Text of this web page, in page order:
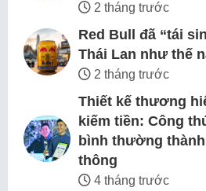
2 tháng trước
Red Bull đã “tái
Thái Lan như thế
2 tháng trước
Thiết kế thương
kiếm tiền: Công
bình thường
thông
4 tháng trước